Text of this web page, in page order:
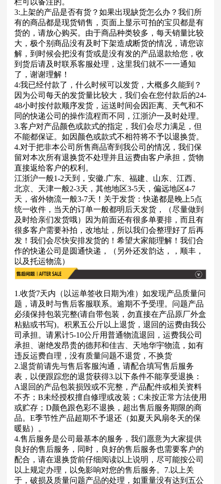
栏可以备注的。
3:上架的产品是否有货？如果出现缺货怎么办？我们所
有的商品都是现货销售，页面上显示可拍的宝贝都是有
货的，请放心购买。由于商品种类较多，每天销量比较
大，极个别商品没有及时下架造成断货的情况，请您谅
解，到时候会把没有货或是没有发的产品退款给您，收
到货后请及时联系客服处理，这里我们就不一一通知
了，谢谢理解！
4:我已经付款了，什么时候可以发货，大概多久能到？
因为公司每天的发货量比较大，我们会在您付款后的24-
48小时按付款顺序发货，运送时间会因距离、天气和不
同的快递公司的操作流程而不同，江浙沪一及时处理。
3.客户对产品颜色或款式的指定，我们会尽力满足，但
不能都保证。如因颜色或款式不相符将不予以退换货。
4.对于把非本公司所售商品寄到我公司的情况，我们保
留对本次所有退换货不处理并且运费由客户承担，货物
直接返给客户的权利。
江浙沪一般1-2天到，安徽.广东、福建、山东、江西、
北京、天津一般2-3天，其他地区3-5天，偏远地区4-7
天，省外物流一般3-7天！关于发货：快递都是晚上5点
统一收件，当天的订单一般都明后天发货，（尽量做到
及时给亲们发货哦）因为前面还有很多单要排，而且有
很多客户需要补拍，改地址，所以我们会整理好了后再
发！我们会尽快安排发货的！希望大家能理解！我们合
作的快递公司是圆通快递，（另外还发韵达，，顺丰，
以及托运物流）
1.收货7天内（以运单签收日期为准）如发现产品质量问
题，请及时与售后客服联系。逾期不予受理。问题产品
必须保持包装完整(请自带包装，勿直接在产品原厂外盒
粘贴或书写)。积累五公斤以上退货，退回的运费由我公
司承担。请累计5-10公斤用普通物流退回，运费我公司
承担、谢绝发昂贵的德邦和佳吉、天地华宇物流，如有
违反运费自理，没有质量问题不退货，不换货
2.退货前请先与售后客服沟通，请配合填写售后服务
表，以便跟踪您的退货获得3.以下条件不能享受退换：
A退回的产品包装损毁或不完整，产品配件或相关资料
不齐；B未经授权擅自修理或改装；C未按正常方法使用
或贮存；D颜色跟色彩不退换，超出售后服务期限的商
品。E季节性产品超期不予退还（如夏天风扇冬天的保
暖贴）。
4.售后服务是公司最基本的服务，我们愿意为大家提供
良好的售后服务，同时，良好的售后服务也需要客户的
配合，请在退换货前仔细阅读以上说明，尽可能按公司
以上规定办理，以免影响对您的售后服务。7.以上关
于，破损及质量问题产品的处理，如重量没有达到五公